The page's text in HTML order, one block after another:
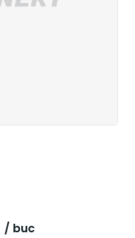
/ buc